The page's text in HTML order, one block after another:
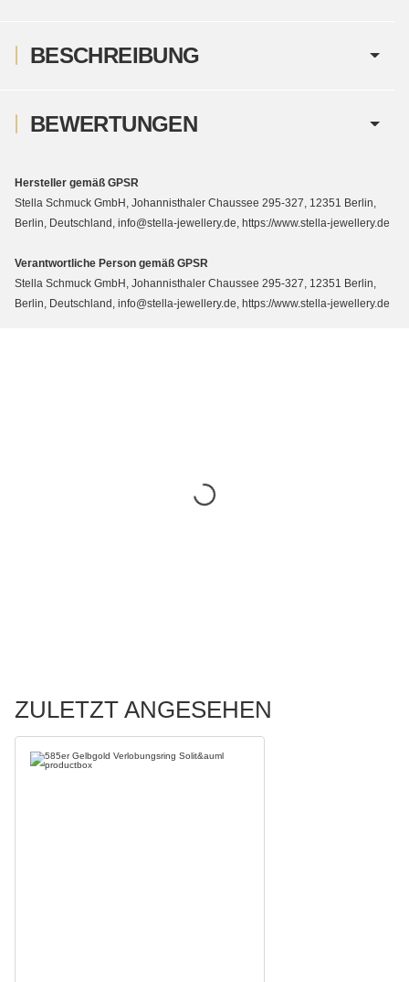
BESCHREIBUNG
BEWERTUNGEN
Hersteller gemäß GPSR
Stella Schmuck GmbH, Johannisthaler Chaussee 295-327, 12351 Berlin,
Berlin, Deutschland, info@stella-jewellery.de, https://www.stella-jewellery.de
Verantwortliche Person gemäß GPSR
Stella Schmuck GmbH, Johannisthaler Chaussee 295-327, 12351 Berlin,
Berlin, Deutschland, info@stella-jewellery.de, https://www.stella-jewellery.de
ZULETZT ANGESEHEN